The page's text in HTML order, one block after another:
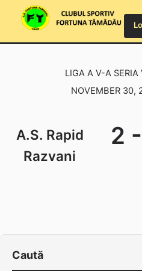
LIGA A V-A SERIA
NOVEMBER 30,
A.S. Rapid
Razvani
2 -
Caută